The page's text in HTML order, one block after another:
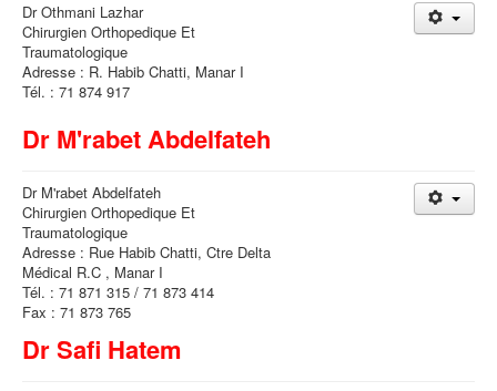
Dr Othmani Lazhar
Chirurgien Orthopedique Et
Traumatologique
Adresse : R. Habib Chatti, Manar I
Tél. : 71 874 917
Dr M'rabet Abdelfateh
Dr M'rabet Abdelfateh
Chirurgien Orthopedique Et
Traumatologique
Adresse : Rue Habib Chatti, Ctre Delta
Médical R.C , Manar I
Tél. : 71 871 315 / 71 873 414
Fax : 71 873 765
Dr Safi Hatem